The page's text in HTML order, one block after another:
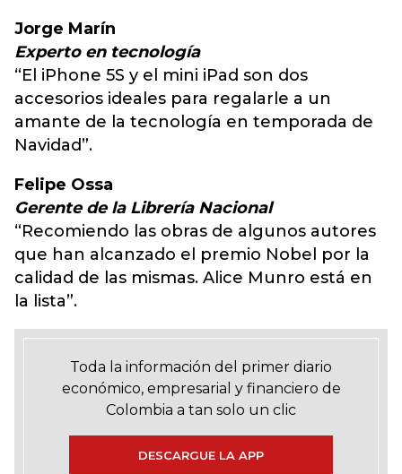
Jorge Marín
Experto en tecnología
“El iPhone 5S y el mini iPad son dos
accesorios ideales para regalarle a un
amante de la tecnología en temporada de
Navidad”.
Felipe Ossa
Gerente de la Librería Nacional
“Recomiendo las obras de algunos autores
que han alcanzado el premio Nobel por la
calidad de las mismas. Alice Munro está en
la lista”.
Toda la información del primer diario
económico, empresarial y financiero de
Colombia a tan solo un clic
DESCARGUE LA APP